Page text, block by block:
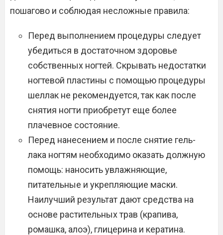
пошагово и соблюдая несложные правила:
Перед выполнением процедуры следует
убедиться в достаточном здоровье
собственных ногтей. Скрывать недостатки
ногтевой пластины с помощью процедуры
шеллак не рекомендуется, так как после
снятия ногти приобретут еще более
плачевное состояние.
Перед нанесением и после снятие гель-
лака ногтям необходимо оказать должную
помощь: наносить увлажняющие,
питательные и укрепляющие маски.
Наилучший результат дают средства на
основе растительных трав (крапива,
ромашка, алоэ), глицерина и кератина.